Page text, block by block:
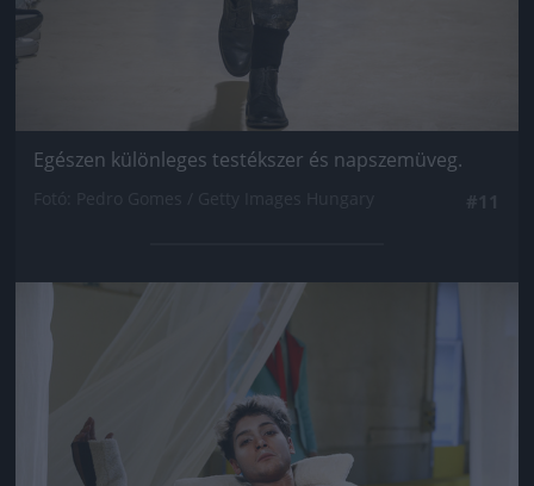
Egészen különleges testékszer és napszemüveg.
Jön még kép!